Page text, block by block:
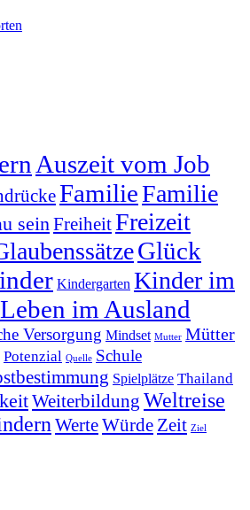
Auszeit vom Job
FamilieFamilie
sein FreiheitFreizeit
Glück
Kindergarten Kinder im
Leben im Ausland
Versorgung Mindset Mutter Mütter
Potenzial Quelle Schule
Spielplätze Thailand
Weiterbildung Weltreise
WerteWürde Zeit Ziel